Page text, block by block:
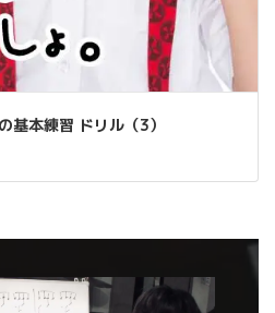
基本練習 ドリル（3）